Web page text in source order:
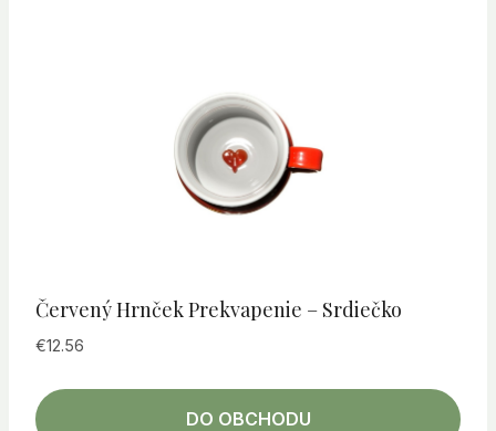
Červený Hrnček Prekvapenie – Srdiečko
€12.56
DO OBCHODU